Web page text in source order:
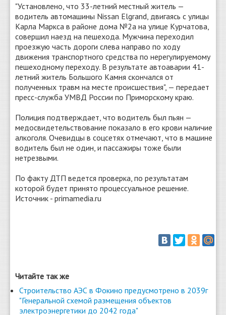
"Установлено, что 33-летний местный житель —
водитель автомашины Nissan Elgrand, двигаясь с улицы
Карла Маркса в районе дома №2а на улице Курчатова,
совершил наезд на пешехода. Мужчина переходил
проезжую часть дороги слева направо по ходу
движения транспортного средства по нерегулируемому
пешеходному переходу. В результате автоаварии 41-
летний житель Большого Камня скончался от
полученных травм на месте происшествия", — передает
пресс-служба УМВД России по Приморскому краю.
Полиция подтверждает, что водитель был пьян —
медосвидетельствование показало в его крови наличие
алкоголя. Очевидцы в соцсетях отмечают, что в машине
водитель был не один, и пассажиры тоже были
нетрезвыми.
По факту ДТП ведется проверка, по результатам
которой будет принято процессуальное решение.
Источник - primamedia.ru
Читайте так же
Строительство АЭС в Фокино предусмотрено в 2039г
"Генеральной схемой размещения объектов
электроэнергетики до 2042 года"